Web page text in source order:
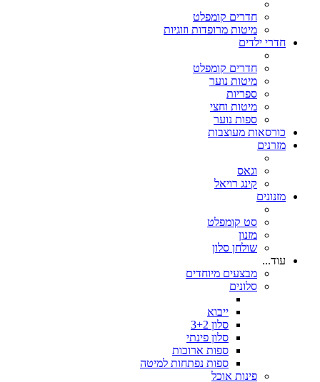
חדרים קומפלט
מיטות מרופדות וזוגיות
חדרי ילדים
חדרים קומפלט
מיטות נוער
ספריות
מיטות וחצי
ספות נוער
כורסאות מעוצבות
מזרנים
וגאס
קינג רויאל
מזנונים
סט קומפלט
מזנון
שולחן סלון
עוד...
מבצעים מיוחדים
סלונים
ייבוא
סלון 3+2
סלון פינתי
ספות ארוכות
ספות נפתחות למיטה
פינות אוכל